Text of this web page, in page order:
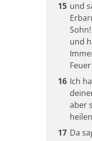
15 und
und
16 Ich
aber
17 Da